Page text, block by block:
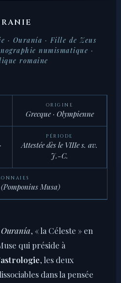
· Ouranía · Fille de Zeus
numismatique ·
romaine
ORIGINE
Grecque · Olympienne
PÉRIODE
Attestée dès le VIIIe s. av.
J.-C.
Musa)
, « la Céleste » en
qui préside à
, les deux
dans la pensée